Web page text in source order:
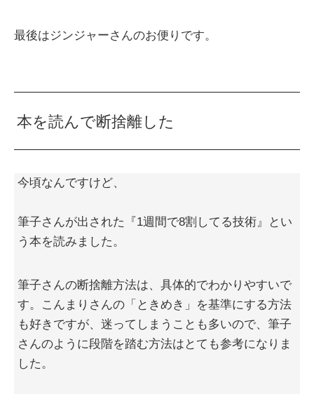
最後はジンジャーさんのお便りです。
本を読んで断捨離した
今頃なんですけど、
筆子さんが出された『1週間で8割してる技術』とい
う本を読みました。
筆子さんの断捨離方法は、具体的でわかりやすいで
す。こんまりさんの「ときめき」を基準にする方法
も好きですが、迷ってしまうことも多いので、筆子
さんのように段階を踏む方法はとても参考になりま
した。